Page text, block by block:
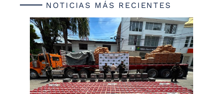
NOTICIAS MÁS RECIENTES